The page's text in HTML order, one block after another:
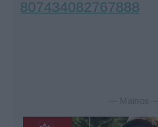
807434082767888
— Mainos —